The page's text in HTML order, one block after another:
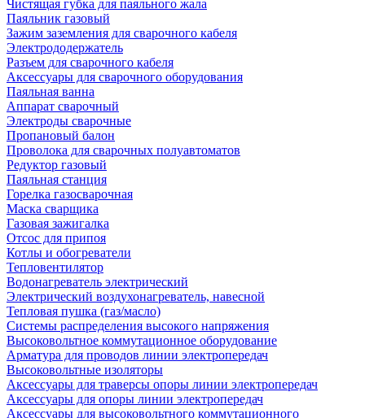
Чистящая губка для паяльного жала
Паяльник газовый
Зажим заземления для сварочного кабеля
Электрододержатель
Разъем для сварочного кабеля
Аксессуары для сварочного оборудования
Паяльная ванна
Аппарат сварочный
Электроды сварочные
Пропановый балон
Проволока для сварочных полуавтоматов
Редуктор газовый
Паяльная станция
Горелка газосварочная
Маска сварщика
Газовая зажигалка
Отсос для припоя
Котлы и обогреватели
Тепловентилятор
Водонагреватель электрический
Электрический воздухонагреватель, навесной
Тепловая пушка (газ/масло)
Системы распределения высокого напряжения
Высоковольтное коммутационное оборудование
Арматура для проводов линии электропередач
Высоковольтные изоляторы
Аксессуары для траверсы опоры линии электропередач
Аксессуары для опоры линии электропередач
Аксессуары для высоковольтного коммутационного